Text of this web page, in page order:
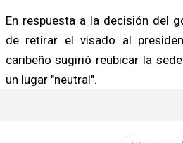
En respuesta a la decisión del
de retirar el visado al
caribeño sugirió reubicar la
un lugar "neutral".